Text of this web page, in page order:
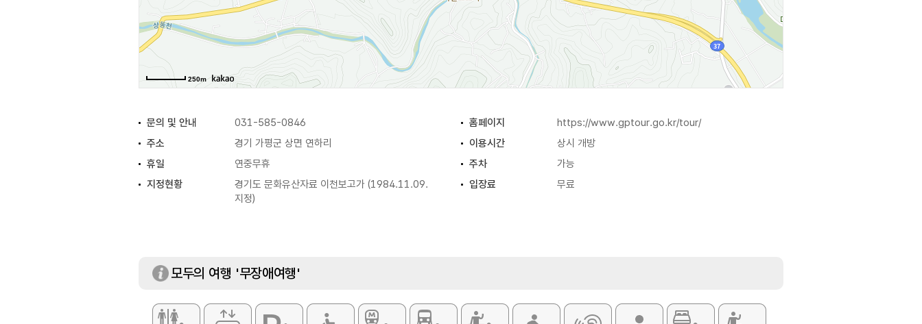
250m
문의 및 안내 031-585-0846 홈페이지
https://www.gptour.go.kr/tour/
주소
경기 가평군 상면 연하리 이용시간
상시 개방
휴일
연중무휴 주차
가능
지정현황
경기도 문화유산자료 이천보고가 (1984.11.09.
지정)
입장료 무료
모두의 여행 '무장애여행'